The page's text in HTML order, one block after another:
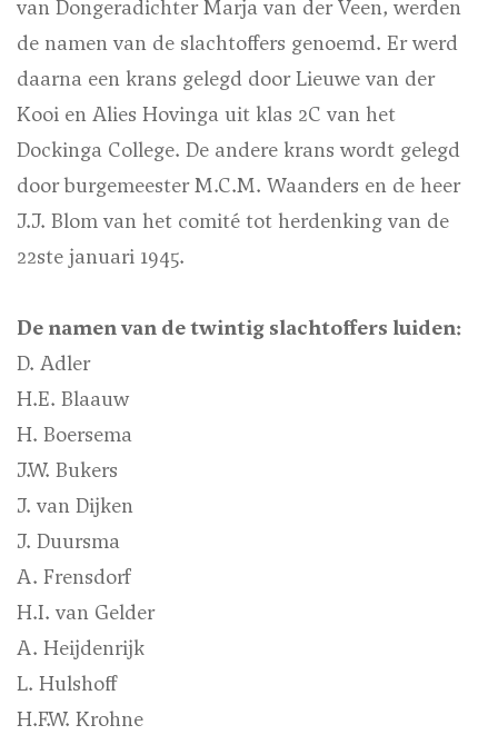
van Dongeradichter Marja van der Veen, werden
de namen van de slachtoffers genoemd. Er werd
daarna een krans gelegd door Lieuwe van der
Kooi en Alies Hovinga uit klas 2C van het
Dockinga College. De andere krans wordt gelegd
door burgemeester M.C.M. Waanders en de heer
J.J. Blom van het comité tot herdenking van de
22ste januari 1945.
De namen van de twintig slachtoffers luiden:
D. Adler
H.E. Blaauw
H. Boersema
J.W. Bukers
J. van Dijken
J. Duursma
A. Frensdorf
H.I. van Gelder
A. Heijdenrijk
L. Hulshoff
H.F.W. Krohne